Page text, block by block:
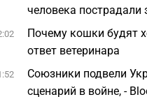
человека пострадали
Почему кошки будят
ответ ветеринара
Союзники подвели
сценарий в войне, -